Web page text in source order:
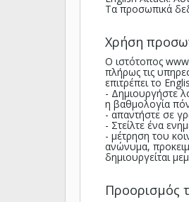
Τα προσωπικά
Χρήση
Ο ιστότοπος
πλήρως τις
επιτρέπει το
- Δημιουργήστε
η βαθμολογία
- απαντήστε σε
- Στείλτε ένα
- μέτρηση του
ανώνυμα,
δημιουργείται
Προορισμός